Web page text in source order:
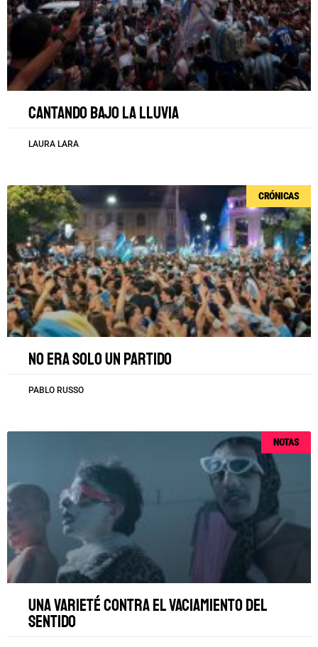
Cantando bajo la lluvia
LAURA LARA
CRÓNICAS
No era solo un partido
PABLO RUSSO
NOTAS
Una varieté contra el vaciamiento del
sentido